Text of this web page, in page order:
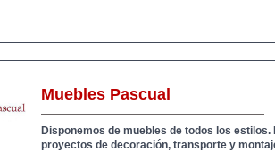
Muebles Pascual
Disponemos de muebles de todos los estilos.
proyectos de decoración, transporte y